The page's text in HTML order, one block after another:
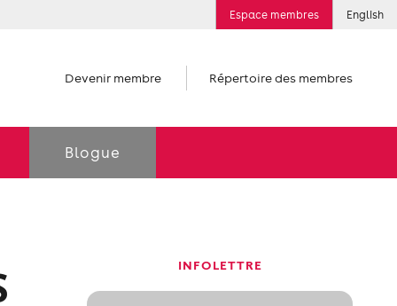
Espace membres English
Devenir membre Répertoire des membres
Blogue
INFOLETTRE